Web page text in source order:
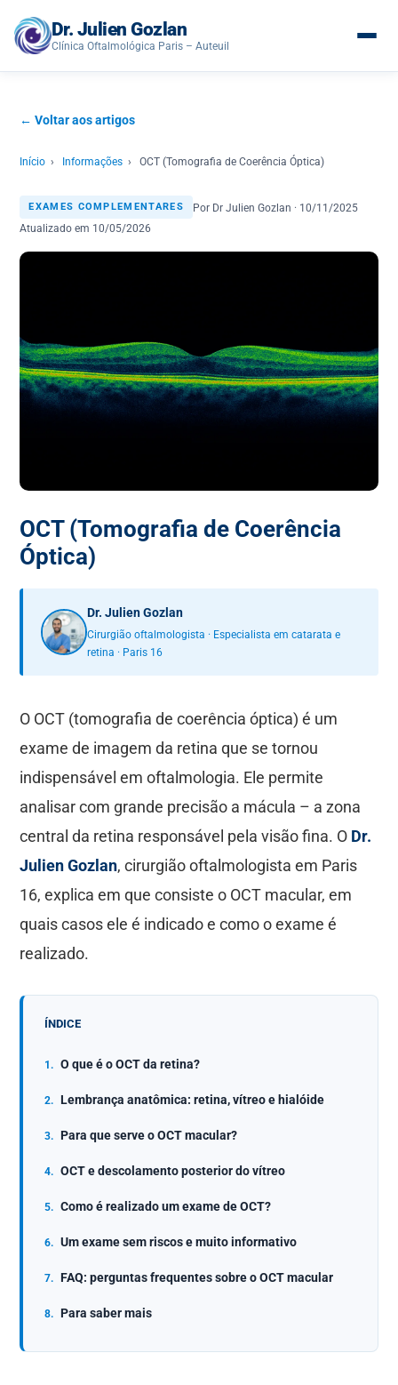
Dr. Julien Gozlan
Clínica Oftalmológica Paris – Auteuil
← Voltar aos artigos
Início › Informações › OCT (Tomografia de Coerência Óptica)
EXAMES COMPLEMENTARES
Por Dr Julien Gozlan · 10/11/2025
Atualizado em 10/05/2026
OCT (Tomografia de Coerência
Óptica)
Dr. Julien Gozlan
Cirurgião oftalmologista · Especialista em catarata e
retina · Paris 16
O OCT (tomografia de coerência óptica) é um
exame de imagem da retina que se tornou
indispensável em oftalmologia. Ele permite
analisar com grande precisão a mácula – a zona
central da retina responsável pela visão fina. O Dr.
Julien Gozlan, cirurgião oftalmologista em Paris
16, explica em que consiste o OCT macular, em
quais casos ele é indicado e como o exame é
realizado.
ÍNDICE
O que é o OCT da retina?
Lembrança anatômica: retina, vítreo e hialóide
Para que serve o OCT macular?
OCT e descolamento posterior do vítreo
Como é realizado um exame de OCT?
Um exame sem riscos e muito informativo
FAQ: perguntas frequentes sobre o OCT macular
Para saber mais